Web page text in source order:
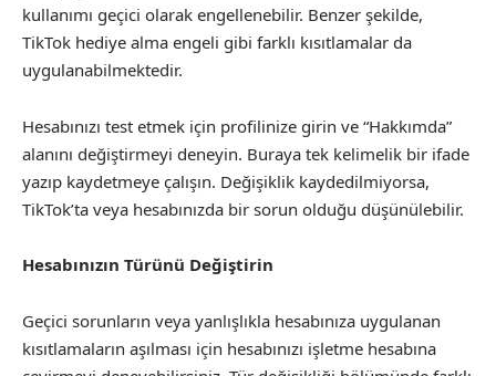
kullanımı geçici olarak engellenebilir. Benzer şekilde,
TikTok hediye alma engeli gibi farklı kısıtlamalar da
uygulanabilmektedir.
Hesabınızı test etmek için profilinize girin ve “Hakkımda”
alanını değiştirmeyi deneyin. Buraya tek kelimelik bir ifade
yazıp kaydetmeye çalışın. Değişiklik kaydedilmiyorsa,
TikTok’ta veya hesabınızda bir sorun olduğu düşünülebilir.
Hesabınızın Türünü Değiştirin
Geçici sorunların veya yanlışlıkla hesabınıza uygulanan
kısıtlamaların aşılması için hesabınızı işletme hesabına